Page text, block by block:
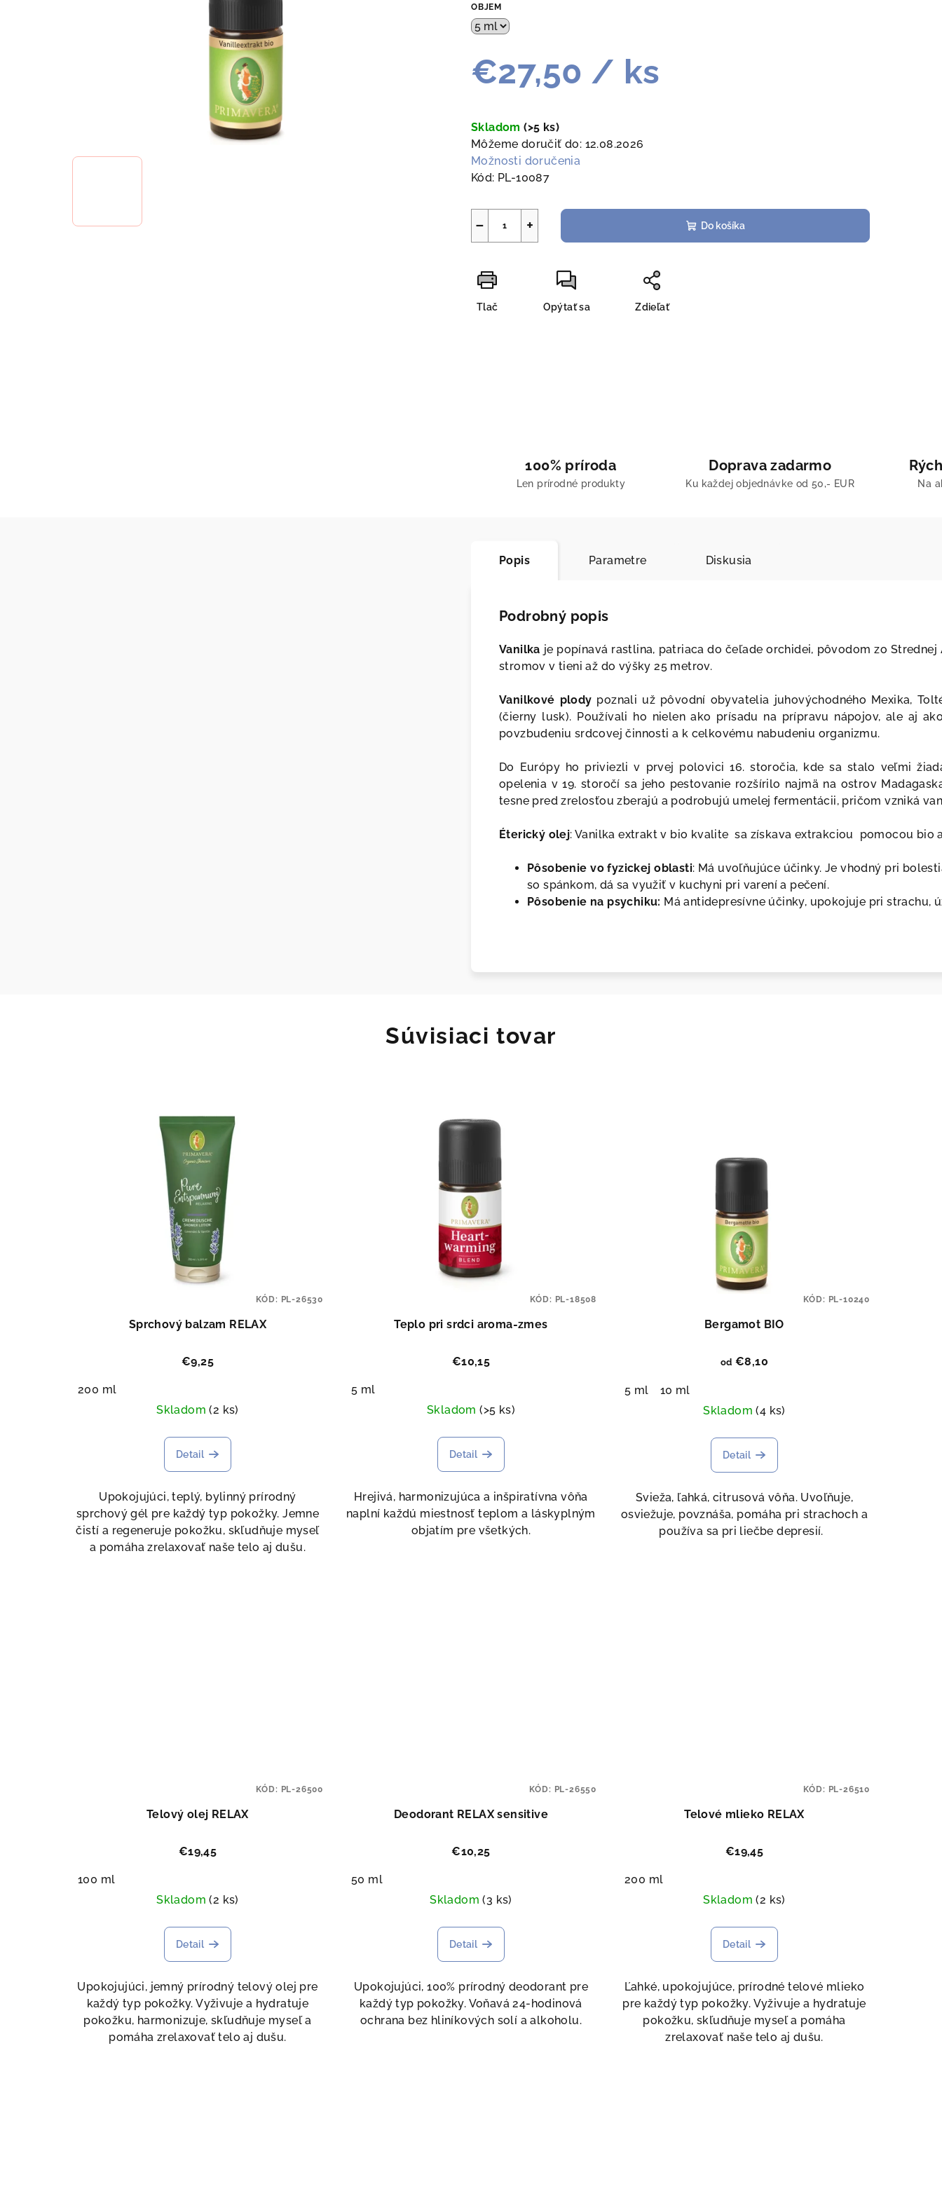
OBJEM
€27,50 / ks
cena:
Skladom(>5 ks)
Môžeme doručiť do: 12.08.2026
Možnosti doručenia
Kód: PL-10087
+
− Do košíka
Tlač Opýtať sa Zdieľať
100% príroda
Len prírodné produkty
Doprava zadarmo
Ku každej objednávke od 50,- EUR Na
Popis Parametre Diskusia
Podrobný popis
Vanilka je popínavá rastlina, patriaca do čeľade orchidei, pôvodom zo
stromov v tieni až do výšky 25 metrov.
Vanilkové plody poznali už pôvodní obyvatelia juhovýchodného Mexika,
(čierny lusk). Používali ho nielen ako prísadu na prípravu nápojov, ale aj
povzbudeniu srdcovej činnosti a k celkovému nabudeniu organizmu.
Do Európy ho priviezli v prvej polovici 16. storočia, kde sa stalo veľmi
opelenia v 19. storočí sa jeho pestovanie rozšírilo najmä na ostrov
tesne pred zrelosťou zberajú a podrobujú umelej fermentácii, pričom vzniká
Éterický olej: Vanilka extrakt v bio kvalite sa získava extrakciou pomocou
Pôsobenie vo fyzickej oblasti: Má uvoľňujúce účinky. Je vhodný pri
so spánkom, dá sa využiť v kuchyni pri varení a pečení.
Pôsobenie na psychiku: Má antidepresívne účinky, upokojuje pri strachu,
Súvisiaci tovar
Sprchový balzam RELAX
€9,25
200 ml
Skladom(2 ks)
Detail
Upokojujúci, teplý, bylinný prírodný
sprchový gél pre každý typ pokožky. Jemne
čistí a regeneruje pokožku, skľudňuje myseľ
a pomáha zrelaxovať naše telo aj dušu.
KÓD: PL-26530
Teplo pri srdci aroma-zmes
€10,15
5 ml
Skladom(>5 ks)
Detail
Hrejivá, harmonizujúca a inšpiratívna vôňa
naplní každú miestnosť teplom a láskyplným
objatím pre všetkých.
KÓD: PL-18508
Bergamot BIO
od €8,10
5 ml
10 ml
Skladom(4 ks)
Detail
Svieža, ľahká, citrusová vôňa. Uvoľňuje,
osviežuje, povznáša, pomáha pri strachoch a
používa sa pri liečbe depresií.
KÓD: PL-10240
Telový olej RELAX
€19,45
100 ml
Skladom(2 ks)
Detail
Upokojujúci, jemný prírodný telový olej pre
každý typ pokožky. Vyživuje a hydratuje
pokožku, harmonizuje, skľudňuje myseľ a
pomáha zrelaxovať telo aj dušu.
KÓD: PL-26500
Deodorant RELAX sensitive
€10,25
50 ml
Skladom(3 ks)
Detail
Upokojujúci, 100% prírodný deodorant pre
každý typ pokožky. Voňavá 24-hodinová
ochrana bez hliníkových solí a alkoholu.
KÓD: PL-26550
Telové mlieko RELAX
€19,45
200 ml
Skladom(2 ks)
Detail
Ľahké, upokojujúce, prírodné telové mlieko
pre každý typ pokožky. Vyživuje a hydratuje
pokožku, skľudňuje myseľ a pomáha
zrelaxovať naše telo aj dušu.
KÓD: PL-26510